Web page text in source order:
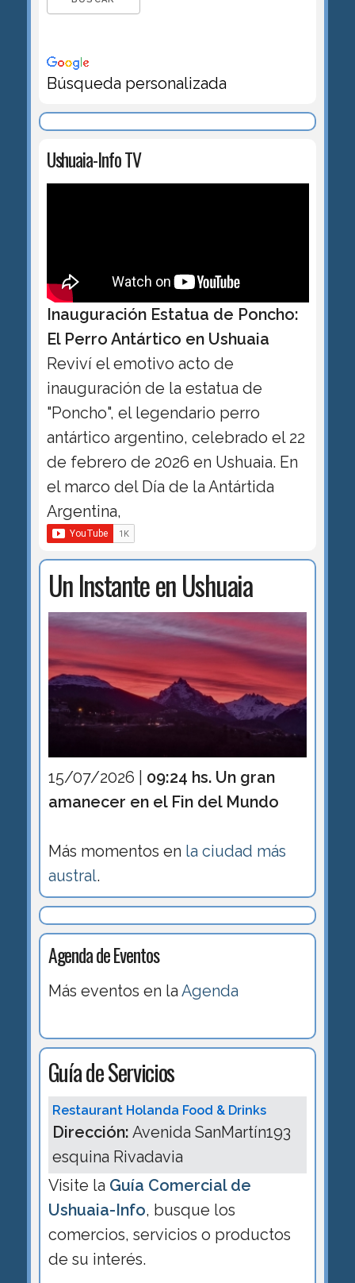
Búsqueda personalizada
Ushuaia-Info TV
Inauguración Estatua de Poncho:
El Perro Antártico en Ushuaia
Reviví el emotivo acto de
inauguración de la estatua de
"Poncho", el legendario perro
antártico argentino, celebrado el 22
de febrero de 2026 en Ushuaia. En
el marco del Día de la Antártida
Argentina,
Un Instante en Ushuaia
15/07/2026 | 09:24 hs. Un gran
amanecer en el Fin del Mundo
Más momentos en la ciudad más
austral.
Agenda de Eventos
Más eventos en la Agenda
Guía de Servicios
Restaurant Holanda Food & Drinks
Dirección: Avenida SanMartín193
esquina Rivadavia
Visite la Guía Comercial de
Ushuaia-Info, busque los
comercios, servicios o productos
de su interés.